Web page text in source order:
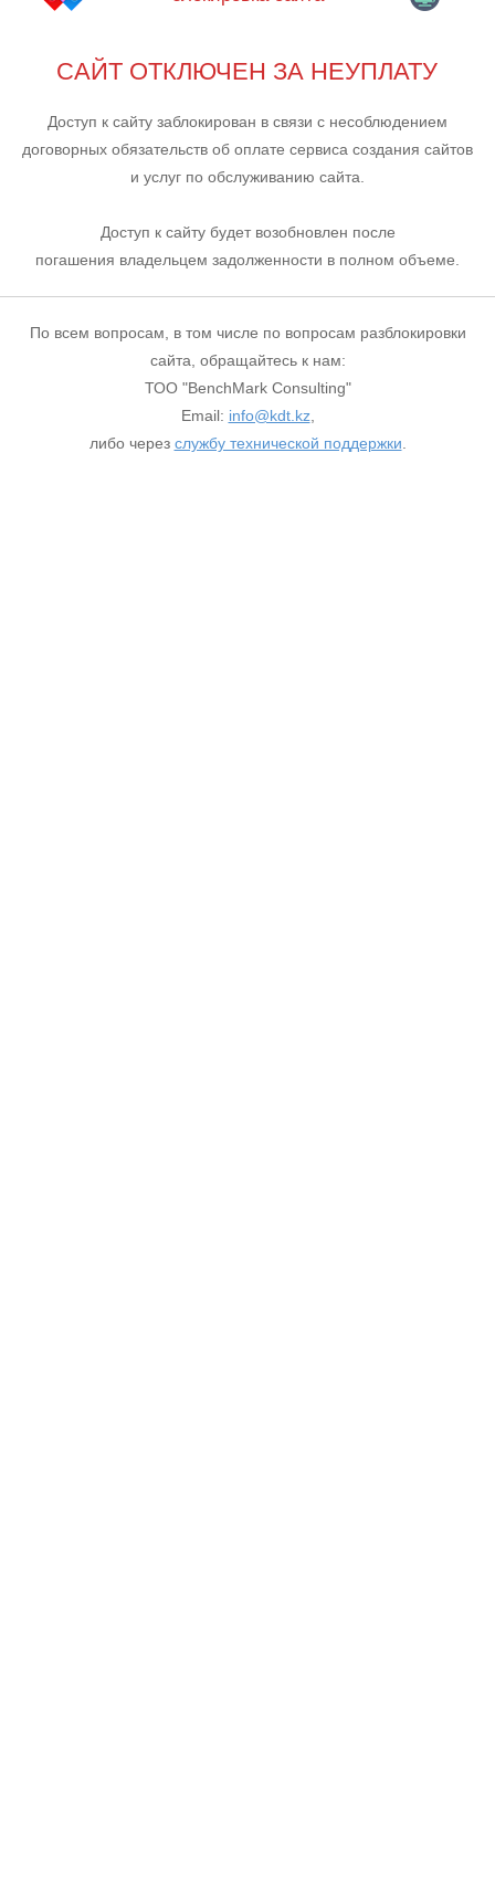
САЙТ ОТКЛЮЧЕН ЗА НЕУПЛАТУ
Доступ к сайту заблокирован в связи с несоблюдением
договорных обязательств об оплате сервиса создания сайтов
и услуг по обслуживанию сайта.
Доступ к сайту будет возобновлен после
погашения владельцем задолженности в полном объеме.
По всем вопросам, в том числе по вопросам разблокировки
сайта, обращайтесь к нам:
ТОО "BenchMark Consulting"
Email: info@kdt.kz,
либо через службу технической поддержки.